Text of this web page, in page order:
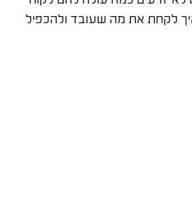
לקחת את מה שעובד ולהכפיל